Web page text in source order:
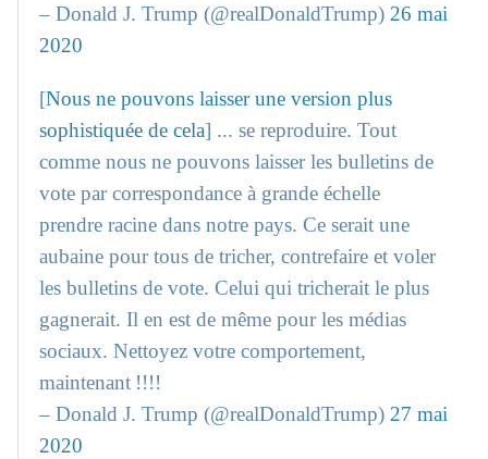
– Donald J. Trump (@realDonaldTrump) 26 mai
2020
[Nous ne pouvons laisser une version plus
sophistiquée de cela] ... se reproduire. Tout
comme nous ne pouvons laisser les bulletins de
vote par correspondance à grande échelle
prendre racine dans notre pays. Ce serait une
aubaine pour tous de tricher, contrefaire et voler
les bulletins de vote. Celui qui tricherait le plus
gagnerait. Il en est de même pour les médias
sociaux. Nettoyez votre comportement,
maintenant !!!!
– Donald J. Trump (@realDonaldTrump)27 mai
2020